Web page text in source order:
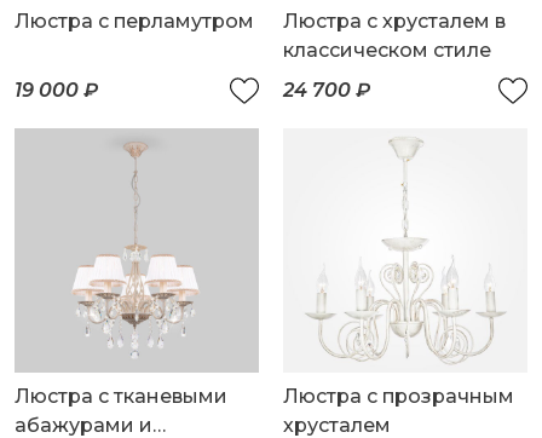
Люстра с перламутром
19 000 ₽
Люстра с хрусталем в
классическом стиле
24 700 ₽
Люстра с тканевыми
абажурами и
Люстра с прозрачным
хрусталем